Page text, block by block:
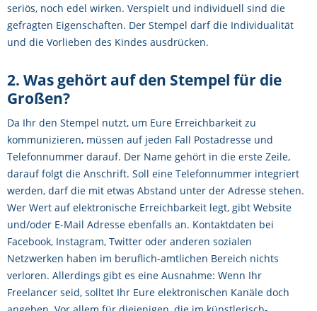
seriös, noch edel wirken. Verspielt und individuell sind die
gefragten Eigenschaften. Der Stempel darf die Individualität
und die Vorlieben des Kindes ausdrücken.
2. Was gehört auf den Stempel für die
Großen?
Da Ihr den Stempel nutzt, um Eure Erreichbarkeit zu
kommunizieren, müssen auf jeden Fall Postadresse und
Telefonnummer darauf. Der Name gehört in die erste Zeile,
darauf folgt die Anschrift. Soll eine Telefonnummer integriert
werden, darf die mit etwas Abstand unter der Adresse stehen.
Wer Wert auf elektronische Erreichbarkeit legt, gibt Website
und/oder E-Mail Adresse ebenfalls an. Kontaktdaten bei
Facebook, Instagram, Twitter oder anderen sozialen
Netzwerken haben im beruflich-amtlichen Bereich nichts
verloren. Allerdings gibt es eine Ausnahme: Wenn Ihr
Freelancer seid, solltet Ihr Eure elektronischen Kanäle doch